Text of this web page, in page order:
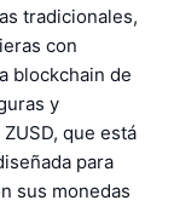
tradicionales,
con
blockchain de
y
que está
para
sus monedas